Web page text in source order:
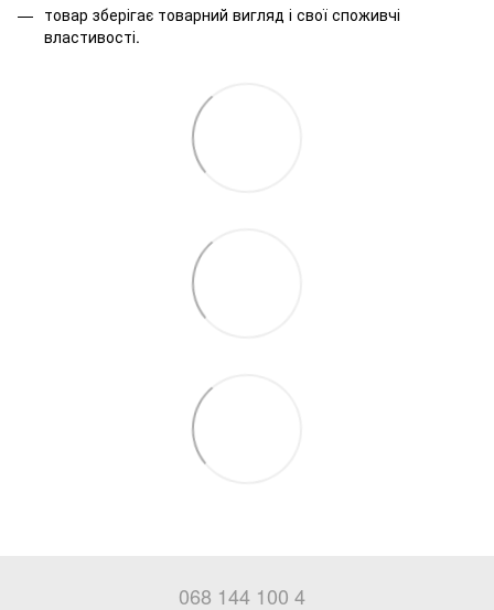
товар зберігає товарний вигляд і свої споживчі
властивості.
068 144 100 4